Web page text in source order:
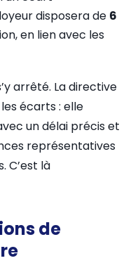
disposera de 6
en lien avec les
arrêté. La directive
écarts : elle
un délai précis et
représentatives
C’est là
de